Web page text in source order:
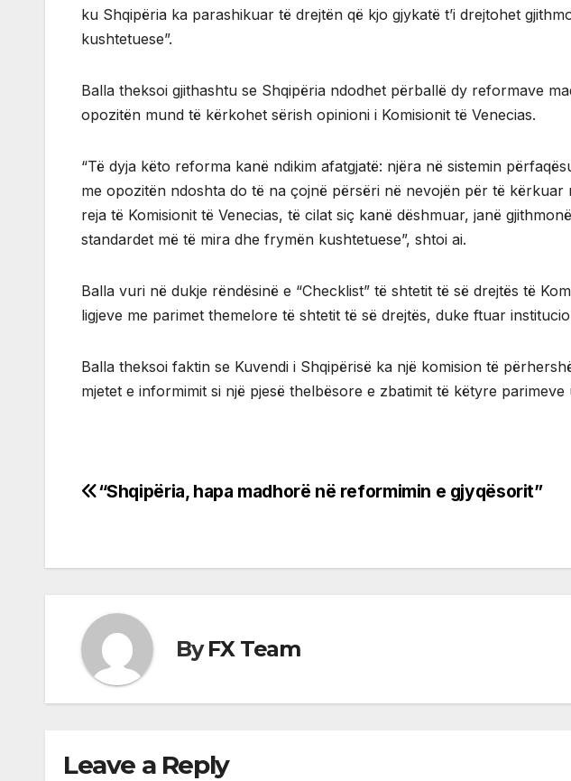
ku Shqipëria ka parashikuar të drejtën që kjo gjykatë t’i drejtohet
kushtetuese”.
Balla theksoi gjithashtu se Shqipëria ndodhet përballë dy reformave
opozitën mund të kërkohet sërish opinioni i Komisionit të Venecias.
“Të dyja këto reforma kanë ndikim afatgjatë: njëra në sistemin
me opozitën ndoshta do të na çojnë përsëri në nevojën për të
reja të Komisionit të Venecias, të cilat siç kanë dëshmuar, janë
standardet më të mira dhe frymën kushtetuese”, shtoi ai.
Balla vuri në dukje rëndësinë e “Checklist” të shtetit të së drejtës të
ligjeve me parimet themelore të shtetit të së drejtës, duke ftuar
Balla theksoi faktin se Kuvendi i Shqipërisë ka një komision të
mjetet e informimit si një pjesë thelbësore e zbatimit të këtyre parimeve
Post
“Shqipëria, hapa madhorë në reformimin e gjyqësorit”
ByFX Team
Leave a Reply